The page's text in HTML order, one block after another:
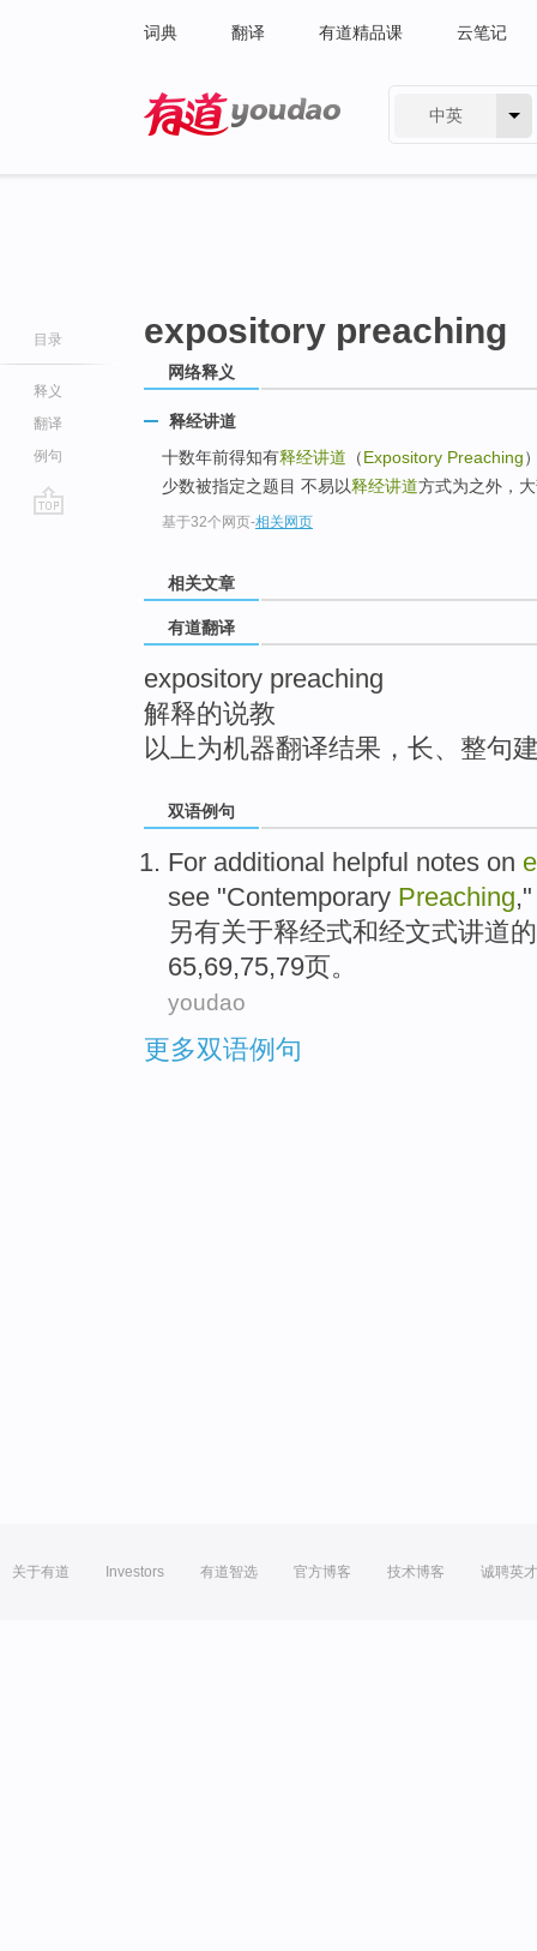
词典 翻译 有道精品课 云笔记
中英
目录
释义
翻译
例句
expository preaching
网络释义
释经讲道
十数年前得知有释经讲道 （Expository Preaching
少数被指定之题目 不易以释经讲道方式为之外，
基于32个网页-相关网页
相关文章
有道翻译
expository preaching
解释的说教
以上为机器翻译结果，长、整句
双语例句
For additional helpful notes on
see "Contemporary Preaching
另有关于释经式和经文式讲道的
65,69,75,79页。
youdao
更多双语例句
关于有道 Investors 有道智选 官方博客 技术博客 诚聘英才